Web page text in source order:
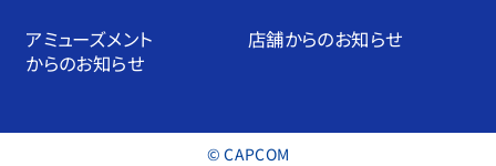
アミューズメント
からのお知らせ
店舗からのお知らせ
© CAPCOM